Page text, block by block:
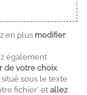
en plus modifier
également
de votre choix
situé sous le texte
fichier' et allez